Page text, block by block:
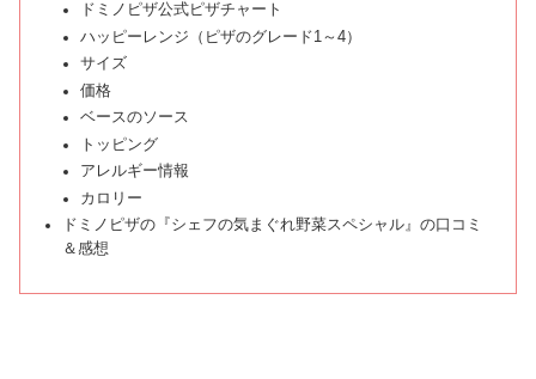
ドミノピザ公式ピザチャート
ハッピーレンジ（ピザのグレード1～4）
サイズ
価格
ベースのソース
トッピング
アレルギー情報
カロリー
ドミノピザの『シェフの気まぐれ野菜スペシャル』の口コミ
＆感想